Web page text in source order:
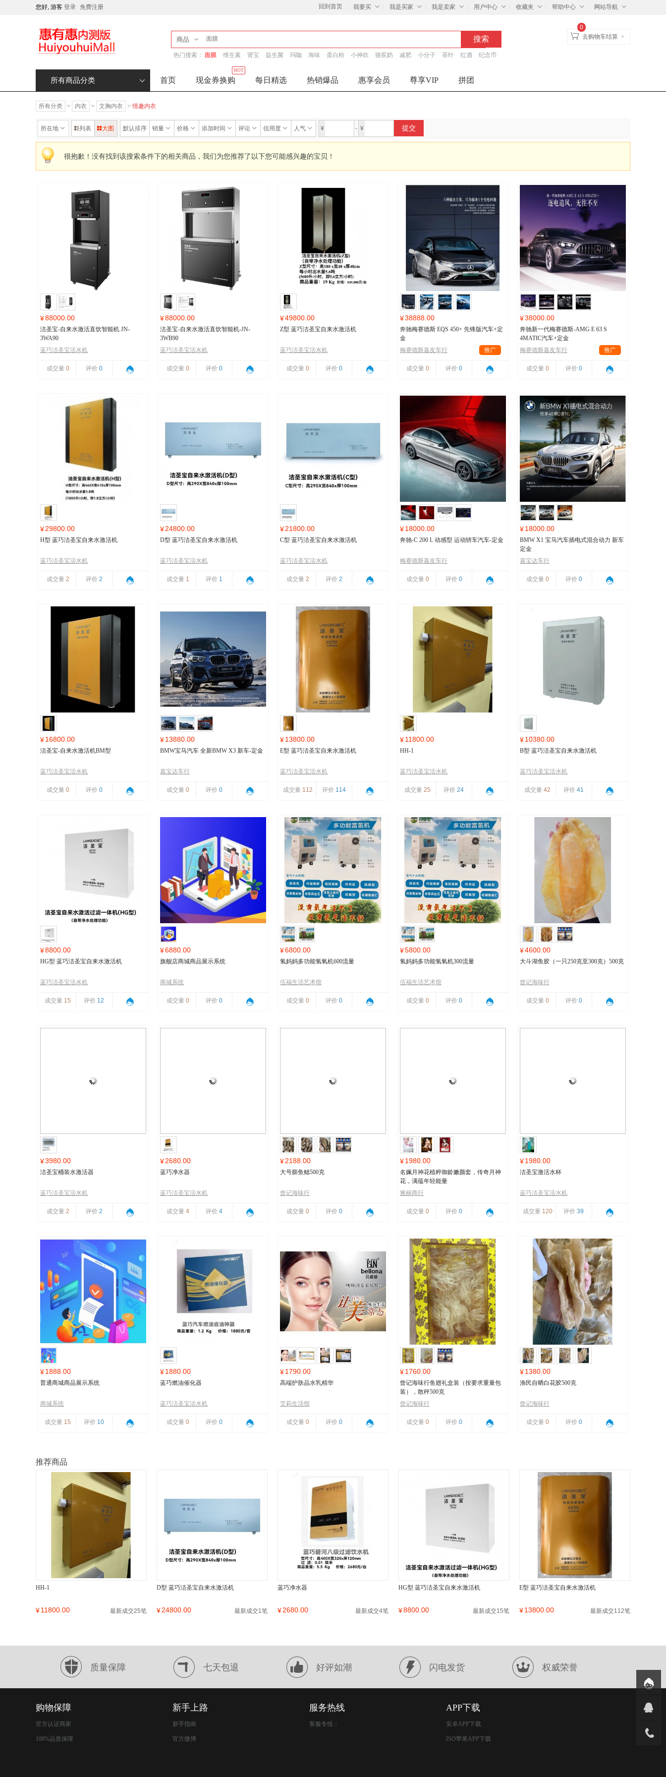
您好, 游客 登录 免费注册 回到首页 我要买 我是买家 我是卖家 用户中心 收藏夹 帮助中心 网站导航
商品
热门搜索： 面膜 维生素 肾宝 益生菌 玛咖 海味 蛋白粉 小神吹 骆驼奶 减肥 小分子 茶叶 红酒 纪念币
去购物车结算 >
0
所有商品分类 首页 现金券换购
HOT
每日精选 热销爆品 惠享会员 尊享VIP 拼团
所有分类 > 内衣 > 文胸内衣 > 情趣内衣
所在地 列表 大图 默认排序 销量 价格 添加时间 评论 信用度 人气 ¥ - ¥ 提交
很抱歉！没有找到该搜索条件下的相关商品，我们为您推荐了以下您可能感兴趣的宝贝！
¥88000.00
洁圣宝-自来水激活直饮智能机 JN-
3WA90
蓝巧洁圣宝活水机
成交量 0 评价 0
¥88000.00
洁圣宝-自来水激活直饮智能机-JN-
3WB90
蓝巧洁圣宝活水机
成交量 0 评价 0
¥49800.00
Z型 蓝巧洁圣宝自来水激活机
蓝巧洁圣宝活水机
成交量 0 评价 0
¥38888.00
奔驰梅赛德斯 EQS 450+ 先锋版汽车+定
金
梅赛德斯嘉友车行
推广
成交量 0 评价 0
¥38000.00
奔驰新一代梅赛德斯-AMG E 63 S
4MATIC汽车+定金
梅赛德斯嘉友车行
推广
成交量 0 评价 0
¥29800.00
H型 蓝巧洁圣宝自来水激活机
蓝巧洁圣宝活水机
成交量 2 评价 2
¥24800.00
D型 蓝巧洁圣宝自来水激活机
蓝巧洁圣宝活水机
成交量 1 评价 1
¥21800.00
C型 蓝巧洁圣宝自来水激活机
蓝巧洁圣宝活水机
成交量 2 评价 2
¥18000.00
奔驰-C 200 L 动感型 运动轿车汽车-定金
梅赛德斯嘉友车行
成交量 0 评价 0
¥18000.00
BMW X1 宝马汽车插电式混合动力 新车
定金
嘉宝达车行
成交量 0 评价 0
¥16800.00
洁圣宝-自来水激活机BM型
蓝巧洁圣宝活水机
成交量 0 评价 0
¥13880.00
BMW宝马汽车 全新BMW X3 新车-定金
嘉宝达车行
成交量 0 评价 0
¥13800.00
E型 蓝巧洁圣宝自来水激活机
蓝巧洁圣宝活水机
成交量 112 评价 114
¥11800.00
HH-1
蓝巧洁圣宝活水机
成交量25 评价24
¥10380.00
B型 蓝巧洁圣宝自来水激活机
蓝巧洁圣宝活水机
成交量42 评价41
¥8800.00
HG型 蓝巧洁圣宝自来水激活机
蓝巧洁圣宝活水机
成交量 15 评价 12
¥6880.00
旗舰店商城商品展示系统
商城系统
成交量 0 评价 0
¥6800.00
氢妈妈多功能氢氧机600流量
伍福生活艺术馆
成交量 0 评价 0
¥5800.00
氢妈妈多功能氢氧机300流量
伍福生活艺术馆
成交量 0 评价 0
¥4600.00
大斗湖鱼胶（一只250克至300克）500克
曾记海味行
成交量 0 评价 0
¥3980.00
洁圣宝桶装水激活器
蓝巧洁圣宝活水机
成交量 2 评价 2
¥2680.00
蓝巧净水器
蓝巧洁圣宝活水机
成交量 4 评价 4
¥2188.00
大号膨鱼鳃500克
曾记海味行
成交量 0 评价 0
¥1980.00
名姵月神花植粹御龄嫩颜套，传奇月神
花，满蕴年轻能量
雅丽商行
成交量 0 评价 0
¥1980.00
洁圣宝激活水杯
蓝巧洁圣宝活水机
成交量 120 评价39
¥1888.00
普通商城商品展示系统
商城系统
成交量 15 评价 10
¥1880.00
蓝巧燃油催化器
蓝巧洁圣宝活水机
成交量 0 评价 0
¥1790.00
高端护肤品水乳精华
艾莉生活馆
成交量 0 评价 0
¥1760.00
曾记海味行鱼翅礼盒装（按要求重量包
装），散秤500克
曾记海味行
成交量 0 评价 0
¥1380.00
渔民自晒白花胶500克
曾记海味行
成交量 0 评价 0
推荐商品
HH-1
¥11800.00 最新成交25笔
D型 蓝巧洁圣宝自来水激活机
¥24800.00 最新成交1笔
蓝巧净水器
¥2680.00 最新成交4笔
HG型 蓝巧洁圣宝自来水激活机
¥8800.00 最新成交15笔
E型 蓝巧洁圣宝自来水激活机
¥13800.00 最新成交112笔
质量保障 七天包退 好评如潮 闪电发货 权威荣誉
购物保障
官方认证商家
100%品质保障
新手上路
新手指南
官方微博
服务热线
客服专线：
APP下载
安卓APP下载
ISO苹果APP下载